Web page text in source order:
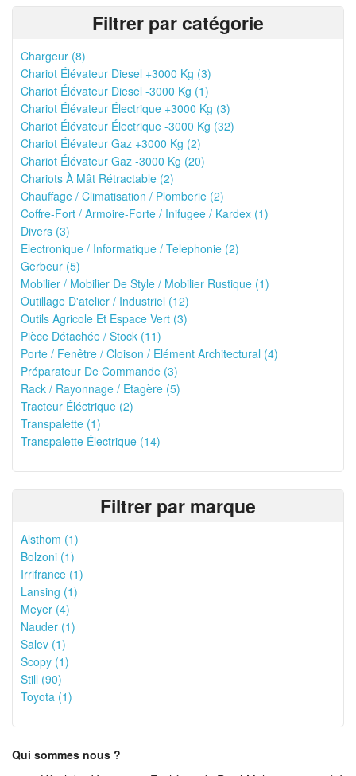
Filtrer par catégorie
Chargeur (8)
Chariot Élévateur Diesel +3000 Kg (3)
Chariot Élévateur Diesel -3000 Kg (1)
Chariot Élévateur Électrique +3000 Kg (3)
Chariot Élévateur Électrique -3000 Kg (32)
Chariot Élévateur Gaz +3000 Kg (2)
Chariot Élévateur Gaz -3000 Kg (20)
Chariots À Mât Rétractable (2)
Chauffage / Climatisation / Plomberie (2)
Coffre-Fort / Armoire-Forte / Inifugee / Kardex (1)
Divers (3)
Electronique / Informatique / Telephonie (2)
Gerbeur (5)
Mobilier / Mobilier De Style / Mobilier Rustique (1)
Outillage D'atelier / Industriel (12)
Outils Agricole Et Espace Vert (3)
Pièce Détachée / Stock (11)
Porte / Fenêtre / Cloison / Elément Architectural (4)
Préparateur De Commande (3)
Rack / Rayonnage / Etagère (5)
Tracteur Éléctrique (2)
Transpalette (1)
Transpalette Électrique (14)
Filtrer par marque
Alsthom (1)
Bolzoni (1)
Irrifrance (1)
Lansing (1)
Meyer (4)
Nauder (1)
Salev (1)
Scopy (1)
Still (90)
Toyota (1)
Qui sommes nous ?